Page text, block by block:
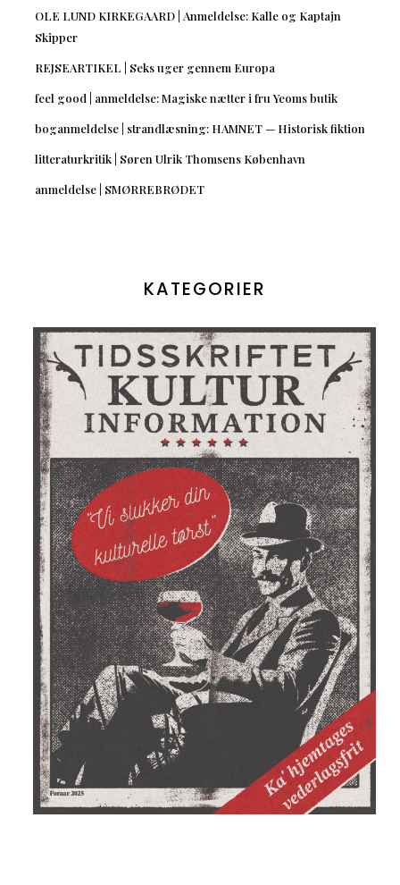
OLE LUND KIRKEGAARD | Anmeldelse: Kalle og Kaptajn
Skipper
REJSEARTIKEL | Seks uger gennem Europa
feel good | anmeldelse: Magiske nætter i fru Yeoms butik
boganmeldelse | strandlæsning: HAMNET — Historisk fiktion
litteraturkritik | Søren Ulrik Thomsens København
anmeldelse | SMØRREBRØDET
KATEGORIER